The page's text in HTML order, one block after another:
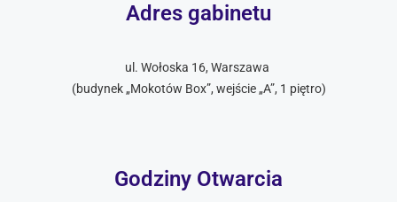
Adres gabinetu
ul. Wołoska 16, Warszawa
(budynek „Mokotów Box”, wejście „A”, 1 piętro)
Godziny Otwarcia